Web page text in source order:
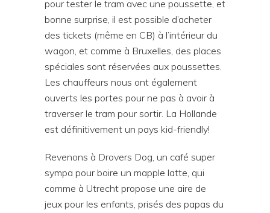
pour tester le tram avec une poussette, et
bonne surprise, il est possible d’acheter
des tickets (même en CB) à l’intérieur du
wagon, et comme à Bruxelles, des places
spéciales sont réservées aux poussettes.
Les chauffeurs nous ont également
ouverts les portes pour ne pas à avoir à
traverser le tram pour sortir. La Hollande
est définitivement un pays kid-friendly!
Revenons à Drovers Dog, un café super
sympa pour boire un mapple latte, qui
comme à Utrecht propose une aire de
jeux pour les enfants, prisés des papas du